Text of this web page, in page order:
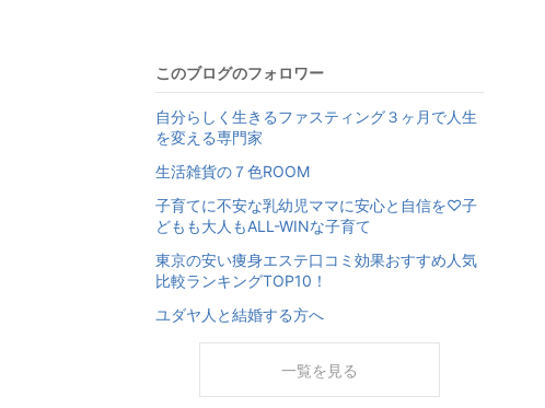
このブログのフォロワー
自分らしく生きるファスティング３ヶ月で人生
を変える専門家
生活雑貨の７色ROOM
子育てに不安な乳幼児ママに安心と自信を♡子
どもも大人もALL-WINな子育て
東京の安い痩身エステ口コミ効果おすすめ人気
比較ランキングTOP10！
ユダヤ人と結婚する方へ
一覧を見る